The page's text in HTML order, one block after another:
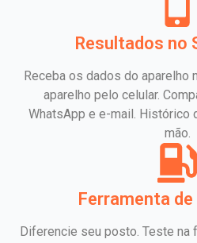
Resultados no
Receba os dados do aparelho
aparelho pelo celular.
WhatsApp e e-mail. Histórico
mão.
Ferramenta
Diferencie seu posto. Teste na